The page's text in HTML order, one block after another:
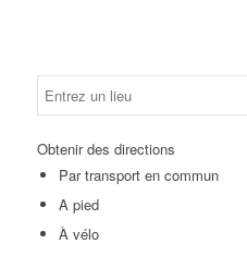
Obtenir des directions
Par transport en commun
A pied
À vélo